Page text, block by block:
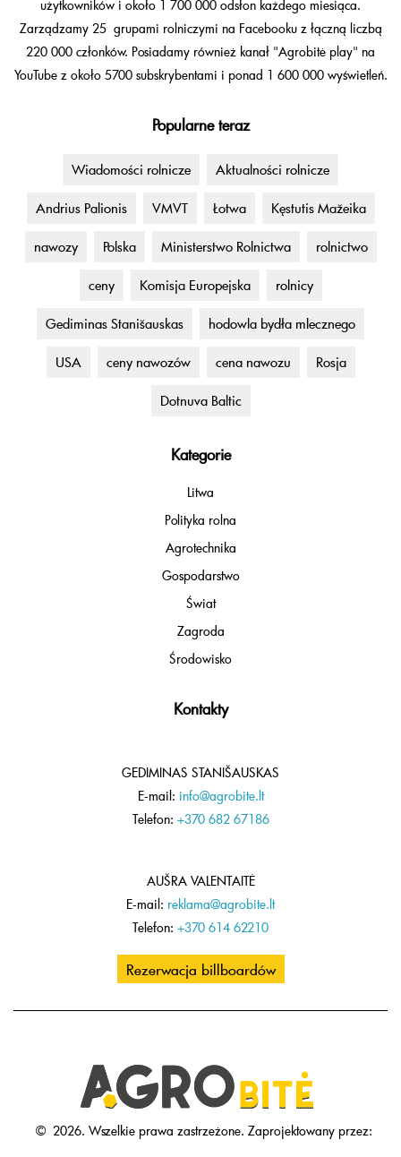
użytkowników i około 1 700 000 odsłon każdego miesiąca.
Zarządzamy 25 grupami rolniczymi na Facebooku z łączną liczbą
220 000 członków. Posiadamy również kanał "Agrobitė play" na
YouTube z około 5700 subskrybentami i ponad 1 600 000 wyświetleń.
Popularne teraz
Wiadomości rolnicze Aktualności rolnicze
Andrius Palionis VMVT Łotwa Kęstutis Mažeika
nawozy Polska Ministerstwo Rolnictwa rolnictwo
ceny Komisja Europejska rolnicy
Gediminas Stanišauskas hodowla bydła mlecznego
USA ceny nawozów cena nawozu Rosja
Dotnuva Baltic
Kategorie
Litwa
Polityka rolna
Agrotechnika
Gospodarstwo
Świat
Zagroda
Środowisko
Kontakty
GEDIMINAS STANIŠAUSKAS
E-mail: info@agrobite.lt
Telefon: +370 682 67186
AUŠRA VALENTAITĖ
E-mail: reklama@agrobite.lt
Telefon: +370 614 62210
Rezerwacja billboardów
© 2026. Wszelkie prawa zastrzeżone. Zaprojektowany przez: